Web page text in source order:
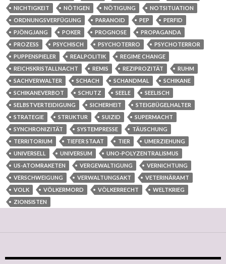
NICHTIGKEIT NÖTIGEN NÖTIGUNG
NOTSITUATION
ORDNUNGSVERFÜGUNG
PARANOID PEP
PERFID
PJÖNGJANG
POKER PROGNOSE
PROPAGANDA
PROZESS
PSYCHISCH PSYCHOTERRO
PSYCHOTERROR
PUPPENSPIELER
REALPOLITIK
REGIME CHANGE
REICHSKRISTALLNACHT
REMIS REZIPROZITÄT
RUHM
SACHVERWALTER
SCHACH SCHANDMAL
SCHIKANE
SCHIKANEVERBOT
SCHUTZ SEELE
SEELISCH
SELBSTVERTEIDIGUNG
SICHERHEIT
STEIGBÜGELHALTER
STRATEGIE
STRUKTUR SUIZID
SUPERMACHT
SYNCHRONIZITÄT
SYSTEMPRESSE
TÄUSCHUNG
TERRITORIUM
TIEFER STAAT TIER
UMERZIEHUNG
UNIVERSELL
UNIVERSUM
UNO-POLYZENTRALISMUS
US-ATOMRAKETEN
VERGEWALTIGUNG
VERNICHTUNG
VERSCHWEIGUNG
VERWALTUNGSAKT
VETERINÄRAMT
VOLK
VÖLKERMORD VÖLKERRECHT
WELTKRIEG
ZIONSISTEN